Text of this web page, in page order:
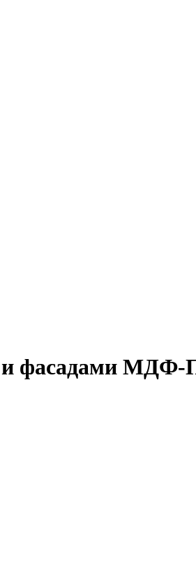
и фасадами